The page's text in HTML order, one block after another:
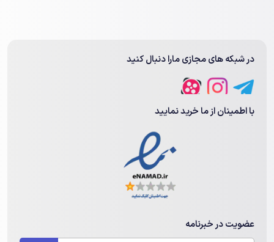
در شبکه های مجازی مارا دنبال کنید
با اطمینان از ما خرید نمایید
عضویت در خبرنامه